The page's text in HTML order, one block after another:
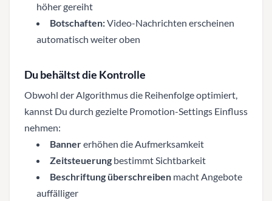
höher gereiht
Botschaften:Video-Nachrichten erscheinen
automatisch weiter oben
Du behältst die Kontrolle
Obwohl der Algorithmus die Reihenfolge optimiert,
kannst Du durch gezielte Promotion-Settings Einfluss
nehmen:
Bannererhöhen die Aufmerksamkeit
Zeitsteuerung bestimmt Sichtbarkeit
Beschriftung überschreiben macht Angebote
auffälliger